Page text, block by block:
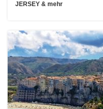
JERSEY & mehr